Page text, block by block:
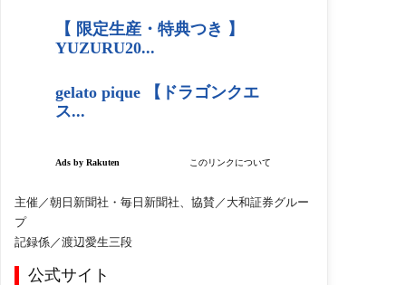
主催／朝日新聞社・毎日新聞社、協賛／大和証券グルー
プ
記録係／渡辺愛生三段
公式サイト